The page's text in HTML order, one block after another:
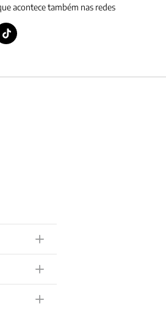
acontece também nas redes